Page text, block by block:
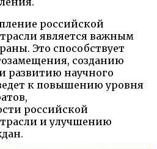
российской
является важным
Это способствует
созданию
развитию научного
к повышению уровня
российской
и улучшению